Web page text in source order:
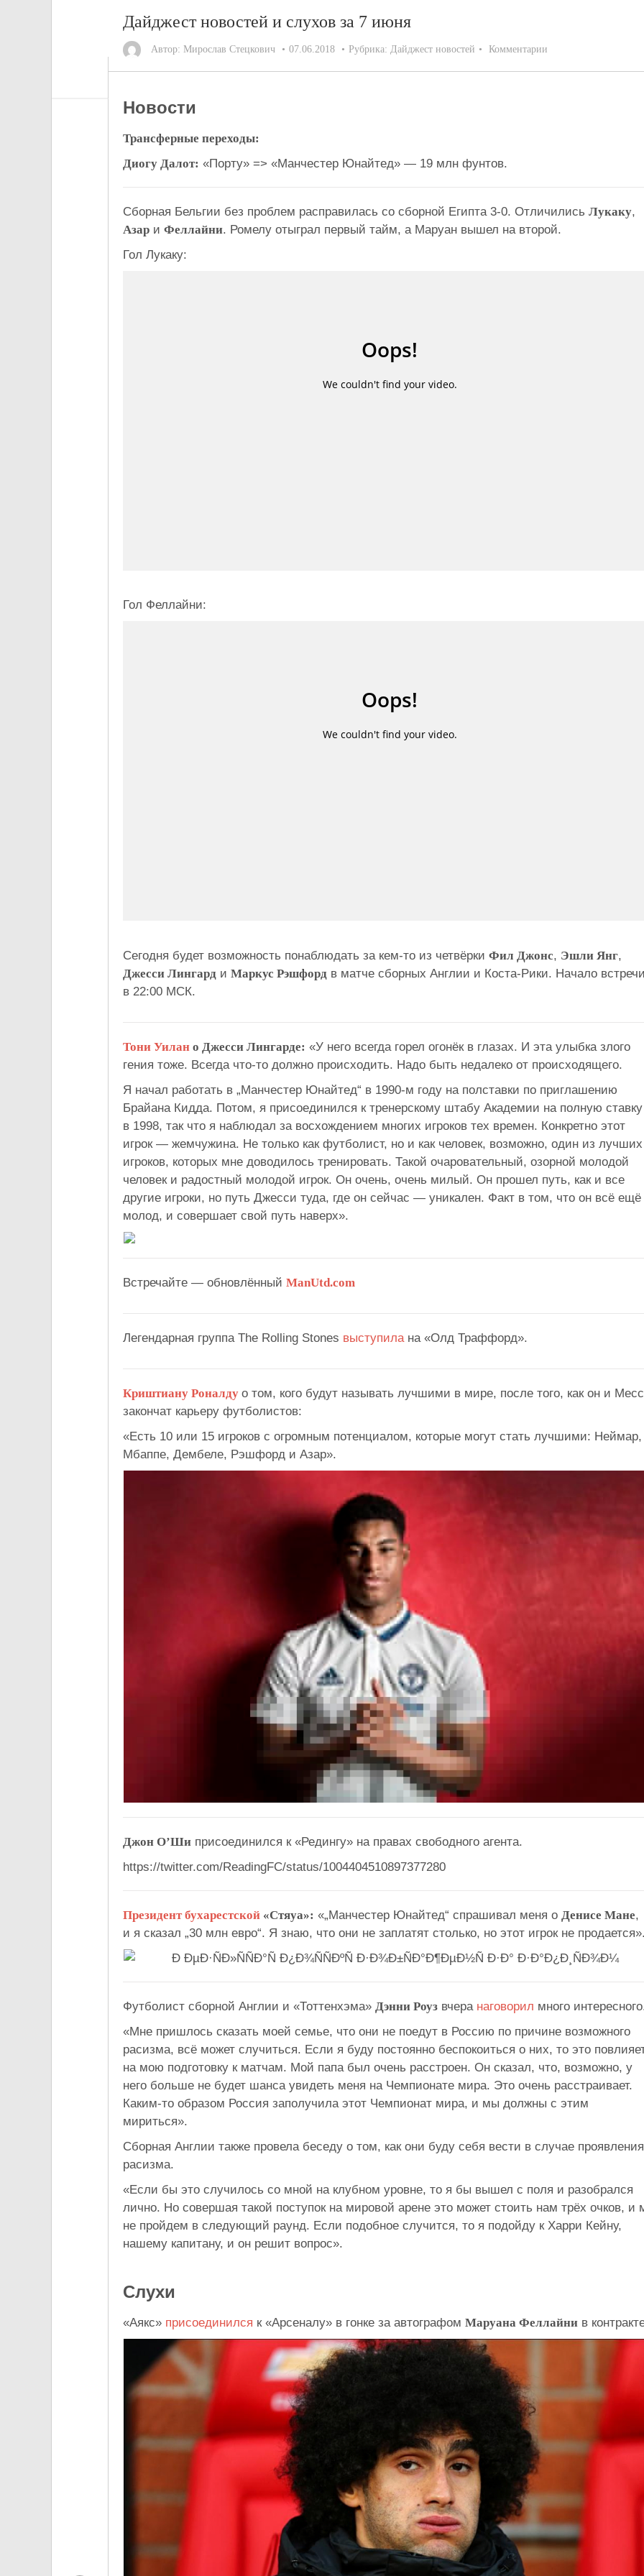
Дайджест новостей и слухов за 7 июня
Автор: Мирослав Стецкович 07.06.2018 Рубрика: Дайджест новостей Комментарии
Новости
Трансферные переходы:
Диогу Далот: «Порту» => «Манчестер Юнайтед» — 19 млн фунтов.
Сборная Бельгии без проблем расправилась со сборной Египта 3-0. Отличились Лукаку,
Азар и Феллайни. Ромелу отыграл первый тайм, а Маруан вышел на второй.
Гол Лукаку:
Гол Феллайни:
Сегодня будет возможность понаблюдать за кем-то из четвёрки Фил Джонс, Эшли Янг,
Джесси Лингард и Маркус Рэшфорд в матче сборных Англии и Коста-Рики. Начало
в 22:00 МСК.
Тони Уилан о Джесси Лингарде: «У него всегда горел огонёк в глазах. И эта улыбка злого
гения тоже. Всегда что-то должно происходить. Надо быть недалеко от происходящего.
Я начал работать в „Манчестер Юнайтед“ в 1990-м году на полставки по приглашению
Брайана Кидда. Потом, я присоединился к тренерскому штабу Академии на полную ставку
в 1998, так что я наблюдал за восхождением многих игроков тех времен. Конкретно этот
игрок — жемчужина. Не только как футболист, но и как человек, возможно, один из лучших
игроков, которых мне доводилось тренировать. Такой очаровательный, озорной молодой
человек и радостный молодой игрок. Он очень, очень милый. Он прошел путь, как и все
другие игроки, но путь Джесси туда, где он сейчас — уникален. Факт в том, что он всё ещё
молод, и совершает свой путь наверх».
Встречайте — обновлённый ManUtd.com
Легендарная группа The Rolling Stones выступила на «Олд Траффорд».
Криштиану Роналду о том, кого будут называть лучшими в мире, после того, как он и
закончат карьеру футболистов:
«Есть 10 или 15 игроков с огромным потенциалом, которые могут стать лучшими: Неймар,
Мбаппе, Дембеле, Рэшфорд и Азар».
Джон О’Ши присоединился к «Редингу» на правах свободного агента.
https://twitter.com/ReadingFC/status/1004404510897377280
Президент бухарестской «Стяуа»: «„Манчестер Юнайтед“ спрашивал меня о Денисе Мане,
и я сказал „30 млн евро“. Я знаю, что они не заплатят столько, но этот игрок не
Футболист сборной Англии и «Тоттенхэма» Дэнни Роуз вчера наговорил много
«Мне пришлось сказать моей семье, что они не поедут в Россию по причине возможного
расизма, всё может случиться. Если я буду постоянно беспокоиться о них, то это
на мою подготовку к матчам. Мой папа был очень расстроен. Он сказал, что, возможно, у
него больше не будет шанса увидеть меня на Чемпионате мира. Это очень расстраивает.
Каким-то образом Россия заполучила этот Чемпионат мира, и мы должны с этим
мириться».
Сборная Англии также провела беседу о том, как они буду себя вести в случае проявления
расизма.
«Если бы это случилось со мной на клубном уровне, то я бы вышел с поля и разобрался
лично. Но совершая такой поступок на мировой арене это может стоить нам трёх очков, и
не пройдем в следующий раунд. Если подобное случится, то я подойду к Харри Кейну,
нашему капитану, и он решит вопрос».
Слухи
«Аякс» присоединился к «Арсеналу» в гонке за автографом Маруана Феллайни в